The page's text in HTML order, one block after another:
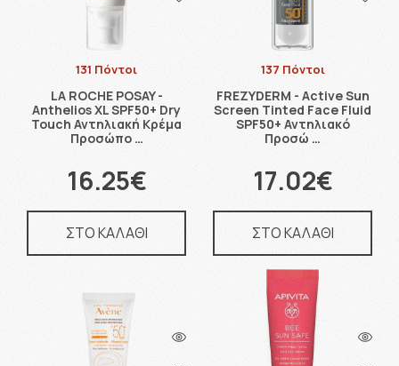
131 Πόντοι
LA ROCHE POSAY -
Anthelios XL SPF50+ Dry
Touch Αντηλιακή Κρέμα
Προσώπο …
16.25€
ΣΤΟ ΚΑΛΑΘΙ
137 Πόντοι
FREZYDERM - Active Sun
Screen Tinted Face Fluid
SPF50+ Αντηλιακό
Προσώ …
17.02€
ΣΤΟ ΚΑΛΑΘΙ